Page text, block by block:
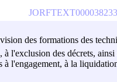
des formations des
l'exclusion des décrets,
l'engagement, à la